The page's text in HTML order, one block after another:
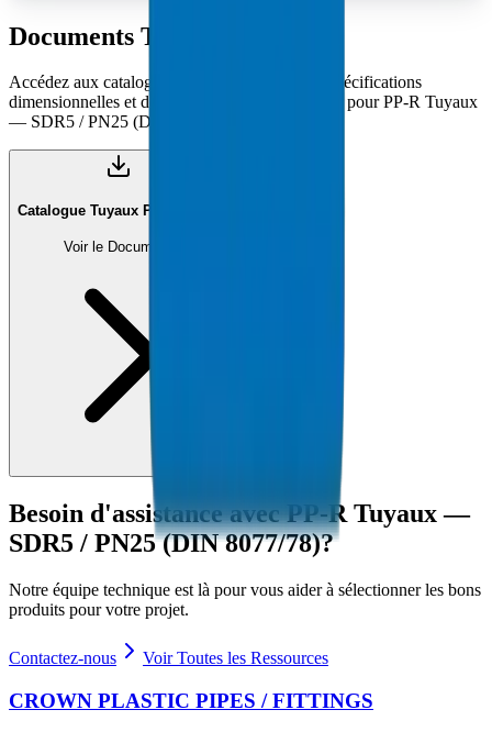
Documents Techniques
Accédez aux catalogues techniques complets, spécifications
dimensionnelles et documentation de conformité pour PP-R Tuyaux
— SDR5 / PN25 (DIN 8077/78).
Catalogue Tuyaux PP-R (PDF)
Voir le Document
Besoin d'assistance avec PP-R Tuyaux —
SDR5 / PN25 (DIN 8077/78)?
Notre équipe technique est là pour vous aider à sélectionner les bons
produits pour votre projet.
Contactez-nous Voir Toutes les Ressources
CROWN PLASTIC PIPES / FITTINGS